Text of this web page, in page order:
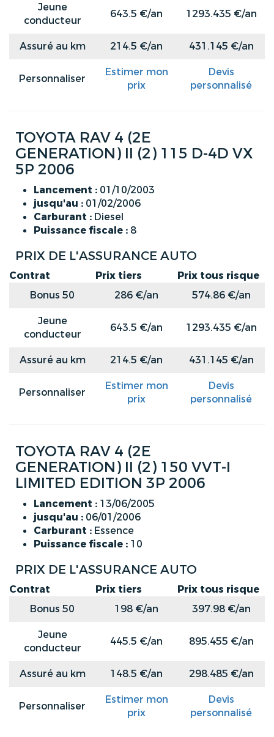
Jeune
conducteur
643.5 €/an 1293.435 €/an
Assuré au km 214.5 €/an 431.145 €/an
Personnaliser
Estimer mon
prix
Devis
personnalisé
TOYOTA RAV 4 (2E
GENERATION) II (2) 115 D-4D VX
5P 2006
Lancement : 01/10/2003
jusqu'au : 01/02/2006
Carburant : Diesel
Puissance fiscale : 8
PRIX DE L'ASSURANCE AUTO
Contrat Prix tiers
Prix tous risque
Bonus 50
286 €/an
574.86 €/an
Jeune
conducteur
643.5 €/an 1293.435 €/an
Assuré au km 214.5 €/an 431.145 €/an
Personnaliser
Estimer mon
prix
Devis
personnalisé
TOYOTA RAV 4 (2E
GENERATION) II (2) 150 VVT-I
LIMITED EDITION 3P 2006
Lancement : 13/06/2005
jusqu'au : 06/01/2006
Carburant : Essence
Puissance fiscale : 10
PRIX DE L'ASSURANCE AUTO
Contrat Prix tiers
Prix tous risque
Bonus 50
198 €/an
397.98 €/an
Jeune
conducteur
445.5 €/an 895.455 €/an
Assuré au km 148.5 €/an 298.485 €/an
Personnaliser
Estimer mon
prix
Devis
personnalisé